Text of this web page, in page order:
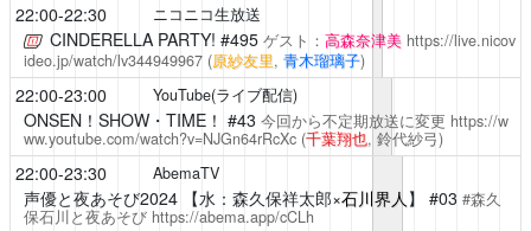
22:00-22:30 ニコニコ生放送
CINDERELLA PARTY! #495 ゲスト： 高森奈津美 https://live.nicov
ideo.jp/watch/lv344949967 (原紗友里, 青木瑠璃子)
22:00-23:00 YouTube(ライブ配信)
ONSEN！SHOW・TIME！ #43 今回から不定期放送に変更 https://w
ww.youtube.com/watch?v=NJGn64rRcXc (千葉翔也, 鈴代紗弓)
22:00-23:30 AbemaTV
声優と夜あそび2024【水：森久保祥太郎×石川界人 】 #03 #森久
保石川と夜あそび https://abema.app/cCLh